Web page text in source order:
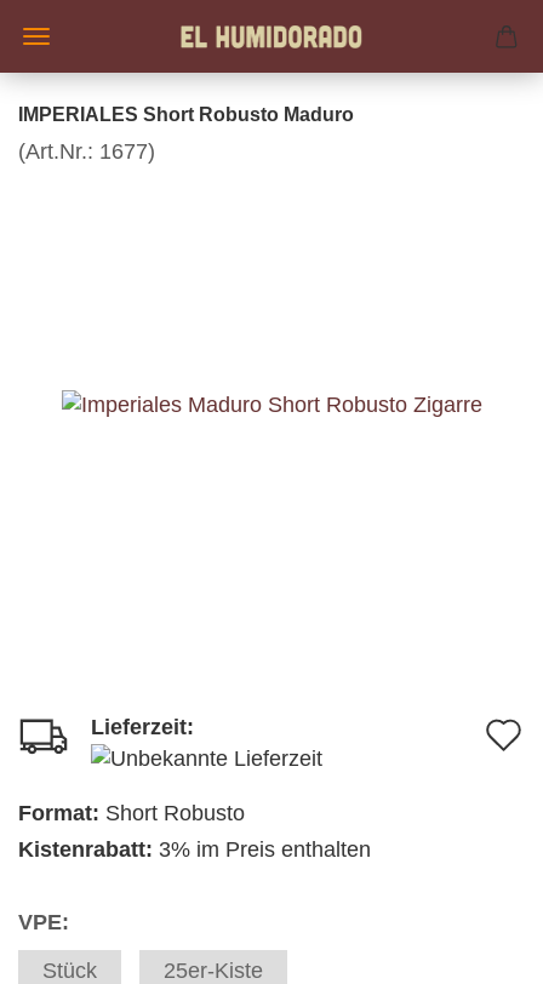
IMPERIALES Short Robusto Maduro
(Art.Nr.: 1677)
Lieferzeit:
Format: Short Robusto
Kistenrabatt: 3% im Preis enthalten
VPE:
Stück
25er-Kiste